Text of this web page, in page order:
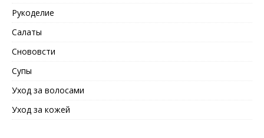
Рукоделие
Салаты
Снововсти
Супы
Уход за волосами
Уход за кожей